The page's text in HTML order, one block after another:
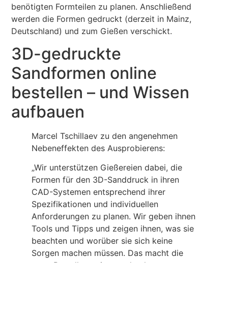
benötigten Formteilen zu planen. Anschließend
werden die Formen gedruckt (derzeit in Mainz,
Deutschland) und zum Gießen verschickt.
3D-gedruckte
Sandformen online
bestellen – und Wissen
aufbauen
Marcel Tschillaev zu den angenehmen
Nebeneffekten des Ausprobierens:
„Wir unterstützen Gießereien dabei, die
Formen für den 3D-Sanddruck in ihren
CAD-Systemen entsprechend ihrer
Spezifikationen und individuellen
Anforderungen zu planen. Wir geben ihnen
Tools und Tipps und zeigen ihnen, was sie
beachten und worüber sie sich keine
Sorgen machen müssen. Das macht die
erste Bestellung einer gedruckten